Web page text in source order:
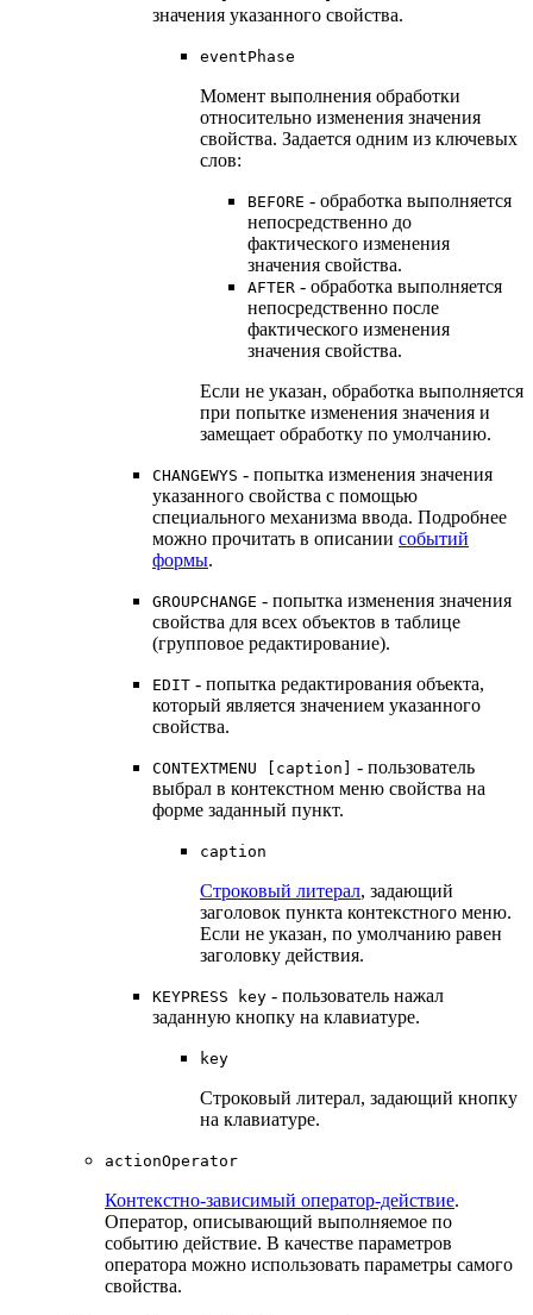
значения указанного свойства.
eventPhase
Момент выполнения обработки
относительно изменения значения
свойства. Задается одним из ключевых
слов:
BEFORE - обработка выполняется
непосредственно до
фактического изменения
значения свойства.
AFTER - обработка выполняется
непосредственно после
фактического изменения
значения свойства.
Если не указан, обработка выполняется
при попытке изменения значения и
замещает обработку по умолчанию.
CHANGEWYS - попытка изменения значения
указанного свойства с помощью
специального механизма ввода. Подробнее
можно прочитать в описании событий
формы.
GROUPCHANGE - попытка изменения значения
свойства для всех объектов в таблице
(групповое редактирование).
EDIT - попытка редактирования объекта,
который является значением указанного
свойства.
CONTEXTMENU [caption]
- пользователь
выбрал в контекстном меню свойства на
форме заданный пункт.
caption
Строковый литерал, задающий
заголовок пункта контекстного меню.
Если не указан, по умолчанию равен
заголовку действия.
KEYPRESS key - пользователь нажал
заданную кнопку на клавиатуре.
key
Строковый литерал, задающий кнопку
на клавиатуре.
actionOperator
Контекстно-зависимый оператор-действие.
Оператор, описывающий выполняемое по
событию действие. В качестве параметров
оператора можно использовать параметры самого
свойства.